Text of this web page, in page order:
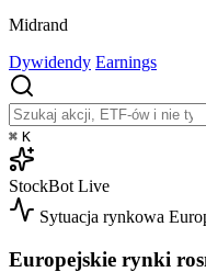
Midrand
Dywidendy Earnings
⌘ K
StockBot Live
Sytuacja rynkowa
Europejskie rynki